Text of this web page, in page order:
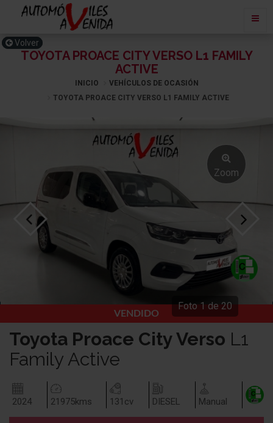
TOYOTA PROACE CITY VERSO L1 FAMILY
ACTIVE
Volver
INICIO
VEHÍCULOS DE OCASIÓN
TOYOTA PROACE CITY VERSO L1 FAMILY ACTIVE
Zoom
VENDIDO
Foto1 de20
Toyota Proace City Verso L1
Family Active
2024 21975kms 131 cv DIESEL Manual